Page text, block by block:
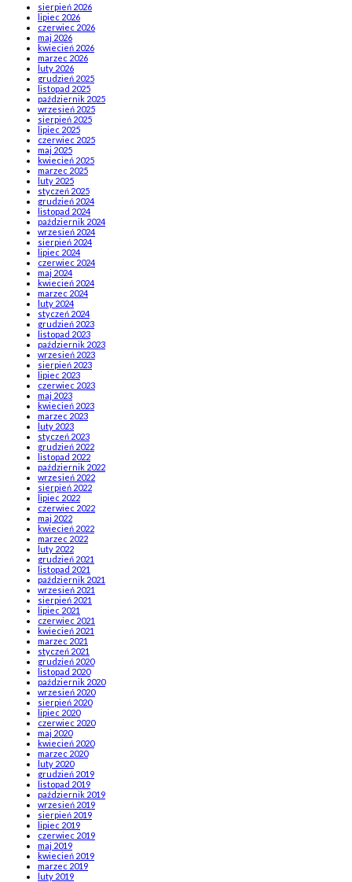
sierpień 2026
lipiec 2026
czerwiec 2026
maj 2026
kwiecień 2026
marzec 2026
luty 2026
grudzień 2025
listopad 2025
październik 2025
wrzesień 2025
sierpień 2025
lipiec 2025
czerwiec 2025
maj 2025
kwiecień 2025
marzec 2025
luty 2025
styczeń 2025
grudzień 2024
listopad 2024
październik 2024
wrzesień 2024
sierpień 2024
lipiec 2024
czerwiec 2024
maj 2024
kwiecień 2024
marzec 2024
luty 2024
styczeń 2024
grudzień 2023
listopad 2023
październik 2023
wrzesień 2023
sierpień 2023
lipiec 2023
czerwiec 2023
maj 2023
kwiecień 2023
marzec 2023
luty 2023
styczeń 2023
grudzień 2022
listopad 2022
październik 2022
wrzesień 2022
sierpień 2022
lipiec 2022
czerwiec 2022
maj 2022
kwiecień 2022
marzec 2022
luty 2022
grudzień 2021
listopad 2021
październik 2021
wrzesień 2021
sierpień 2021
lipiec 2021
czerwiec 2021
kwiecień 2021
marzec 2021
styczeń 2021
grudzień 2020
listopad 2020
październik 2020
wrzesień 2020
sierpień 2020
lipiec 2020
czerwiec 2020
maj 2020
kwiecień 2020
marzec 2020
luty 2020
grudzień 2019
listopad 2019
październik 2019
wrzesień 2019
sierpień 2019
lipiec 2019
czerwiec 2019
maj 2019
kwiecień 2019
marzec 2019
luty 2019